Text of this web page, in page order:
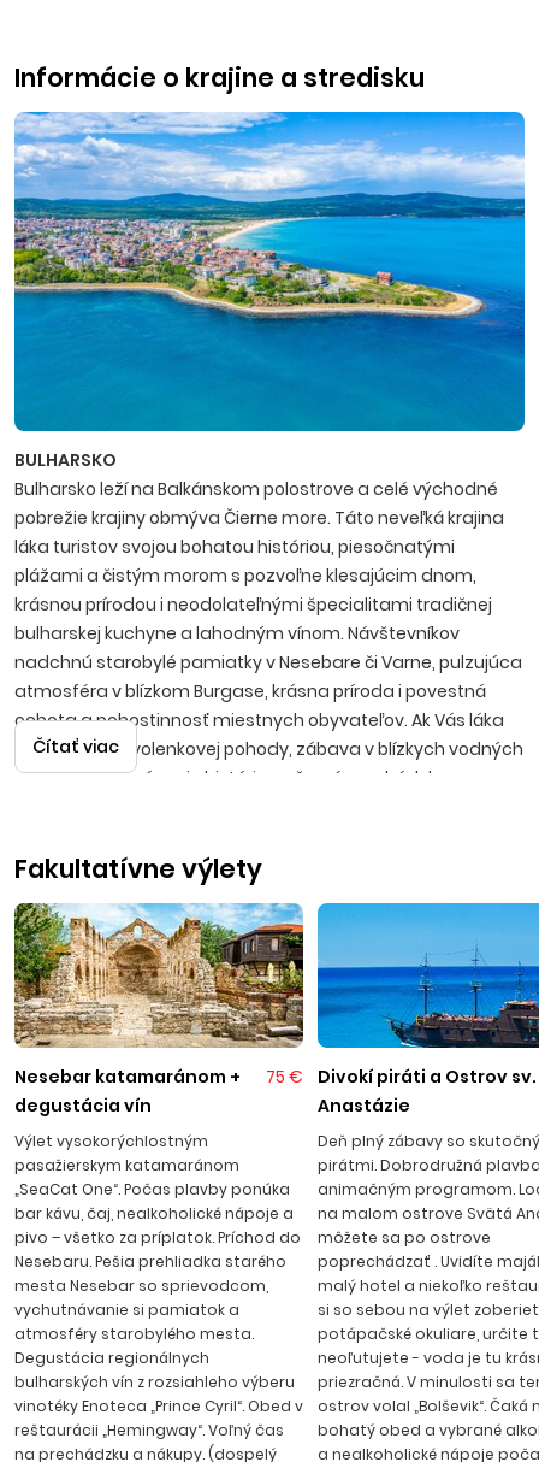
Informácie o krajine a stredisku
BULHARSKO
Bulharsko leží na Balkánskom polostrove a celé východné
pobrežie krajiny obmýva Čierne more. Táto neveľká krajina
láka turistov svojou bohatou históriou, piesočnatými
plážami a čistým morom s pozvoľne klesajúcim dnom,
krásnou prírodou i neodolateľnými špecialitami tradičnej
bulharskej kuchyne a lahodným vínom. Návštevníkov
nadchnú starobylé pamiatky v Nesebare či Varne, pulzujúca
atmosféra v blízkom Burgase, krásna príroda i povestná
ochota a pohostinnosť miestnych obyvateľov. Ak Vás láka
predstava dovolenkovej pohody, zábava v blízkych vodných
parkoch, spoznávanie histórie, večerné prechádzky po
Príjemné letovisko patrí k najvyhľadávanejším na pobreží
Čierneho mora, nachádza sa približne 50 km južne od
Burgasu. Dnešné mestečko vzniklo z rybárskej osady a v
súčasnosti je charakteristické svojou príjemnou originálnou
atmosférou, ktorú vytvárajú štýlové reštaurácie, útulné
kaviarničky a vinárničky. Letovisko s dvomi nádhernými
pláž poskytuje viac súkromia a je menej zaľudnená, južná
pláž poskytuje zasa väčšie množstvo výberu vodných
športov a atrakcií vrátane šmykľaviek pre deti a tenisové
kurty. Akvapark určite splní priania detí i dospelých.
Primorsko je držiteľom medzinárodného ocenenia „Modrá
zástava” za čistotu prírodného prostredia. Transfer z letiska
v Burgase trvá asi 60 min.
Čítať viac
Fakultatívne výlety
Nesebar katamaránom +
degustácia vín
75 €
Výlet vysokorýchlostným
pasažierskym katamaránom
„SeaCat One“. Počas plavby ponúka
bar kávu, čaj, nealkoholické nápoje a
pivo – všetko za príplatok. Príchod do
Nesebaru. Pešia prehliadka starého
mesta Nesebar so sprievodcom,
vychutnávanie si pamiatok a
atmosféry starobylého mesta.
Degustácia regionálnych
bulharských vín z rozsiahleho výberu
vinotéky Enoteca „Prince Cyril“. Obed v
reštaurácii „Hemingway“. Voľný čas
na prechádzku a nákupy. (dospelý
Divokí piráti a Ostrov sv.
Anastázie
Deň plný zábavy so
pirátmi. Dobrodružná
animačným programom.
na malom ostrove Svätá
môžete sa po ostrove
poprechádzať . Uvidíte
malý hotel a niekoľko
si so sebou na výlet
potápačské okuliare, určite
neoľutujete - voda je tu
priezračná. V minulosti sa
ostrov volal „Bolševik“. Čaká
bohatý obed a vybrané
a nealkoholické nápoje